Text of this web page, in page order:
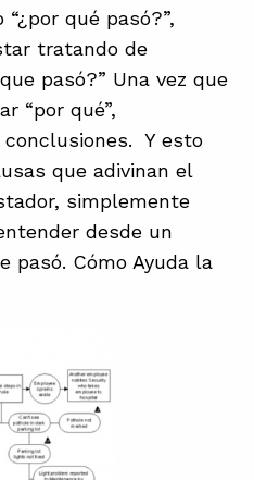
qué pasó?”,
tratando de
pasó?” Una vez que
“por qué”,
Y esto
que adivinan el
simplemente
desde un
pasó. Cómo Ayuda la